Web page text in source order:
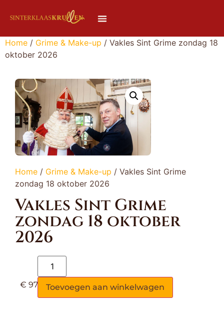
Home / Grime & Make-up / Vakles Sint Grime zondag 18
oktober 2026
Home / Grime & Make-up / Vakles Sint Grime
zondag 18 oktober 2026
Vakles Sint Grime
zondag 18 oktober
2026
€ 97,50Toevoegen aan winkelwagen